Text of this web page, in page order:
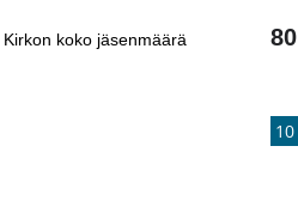
Kirkon koko jäsenmäärä 80
10